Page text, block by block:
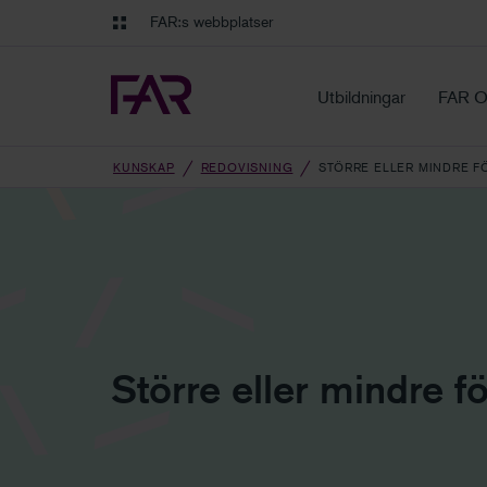
Gå till navigation FAR:s webbplatser
Utbildningar FAR
KUNSKAP REDOVISNING STÖRRE ELLER MINDRE
Större eller mindre